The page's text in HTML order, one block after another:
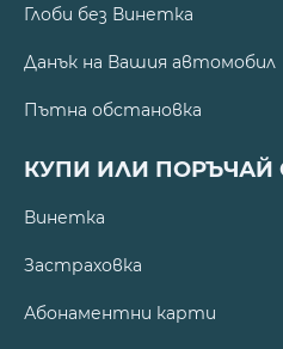
Глоби без Винетка
Данък на Вашия автомобил
Пътна обстановка
КУПИ ИЛИ ПОРЪЧАЙ
Винетка
Застраховка
Абонаментни карти